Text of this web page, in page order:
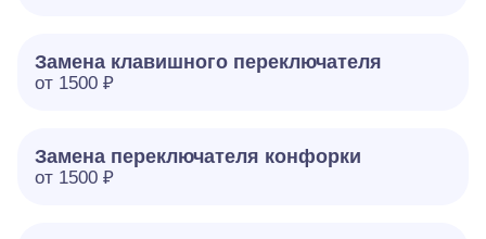
Замена клавишного переключателя
от 1500 ₽
Замена переключателя конфорки
от 1500 ₽